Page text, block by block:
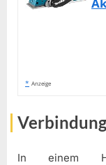
* Anzeige
In einem